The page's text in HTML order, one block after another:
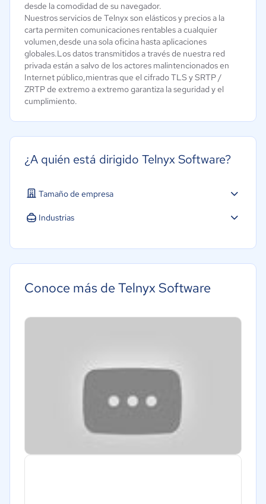
desde la comodidad de su navegador.
Nuestros servicios de Telnyx son elásticos y precios a la
carta permiten comunicaciones rentables a cualquier
volumen,desde una sola oficina hasta aplicaciones
globales.Los datos transmitidos a través de nuestra red
privada están a salvo de los actores malintencionados en
Internet público,mientras que el cifrado TLS y SRTP /
ZRTP de extremo a extremo garantiza la seguridad y el
cumplimiento.
¿A quién está dirigido Telnyx Software?
Tamaño de empresa
Industrias
Conoce más de Telnyx Software